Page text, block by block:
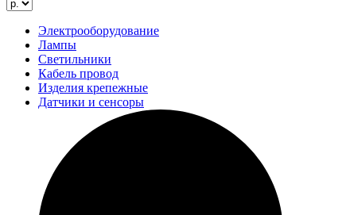
Электрооборудование
Лампы
Светильники
Кабель провод
Изделия крепежные
Датчики и сенсоры